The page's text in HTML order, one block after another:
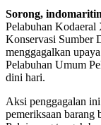
Sorong,
Pelabuhan
Konservasi Sumber
menggagalkan
Pelabuhan Umum
dini hari.
Aksi penggagalan
pemeriksaan